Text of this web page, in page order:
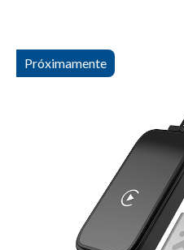
Próximamente